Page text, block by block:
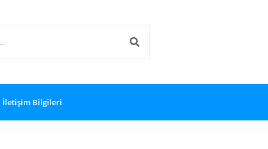
İletişim Bilgileri